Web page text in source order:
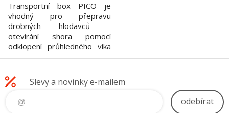
Transportní box PICO je
vhodný pro přepravu
drobných hlodavců -
otevírání shora pomocí
odklopení průhledného víka
přepravky - po celém
správnou cirkulaci vzduchu -
dvě plastová ucha pro
pohodlné držení při přepravě
Materiál: plast Rozměry :
Slevy a novinky e-mailem
odebírat